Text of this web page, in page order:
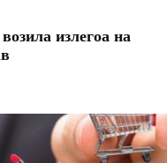
излегоа на